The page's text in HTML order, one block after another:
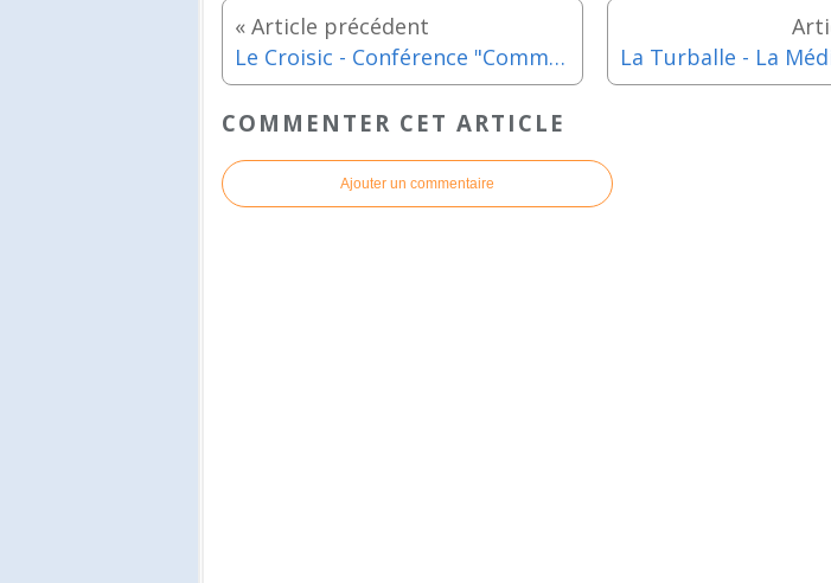
Le Croisic - Conférence "Comment Tati créa Monsieur Hulot" - 29 novembre 2019
COMMENTER CET ARTICLE
Ajouter un commentaire